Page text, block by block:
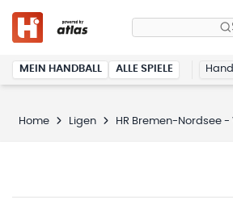
MEIN HANDBALL ALLE SPIELE
Home Ligen HR Bremen-Nordsee - Vorrunde weibliche